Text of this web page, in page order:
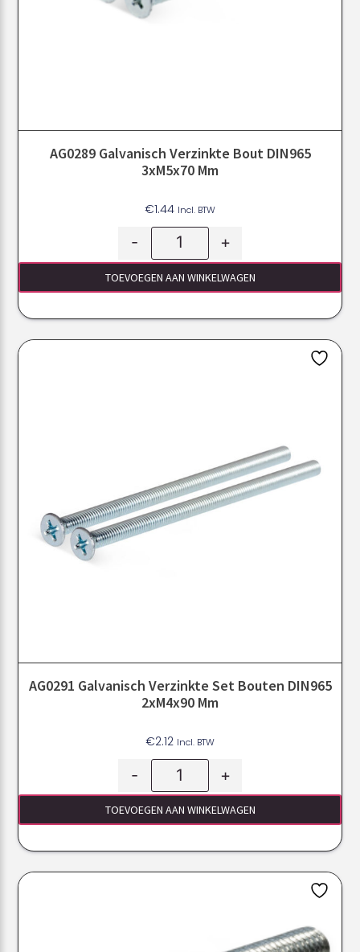
AG0289 Galvanisch Verzinkte Bout DIN965
3xM5x70 Mm
€1.44 Incl. BTW
- +
TOEVOEGEN AAN WINKELWAGEN
AG0291 Galvanisch Verzinkte Set Bouten DIN965
2xM4x90 Mm
€2.12 Incl. BTW
- +
TOEVOEGEN AAN WINKELWAGEN